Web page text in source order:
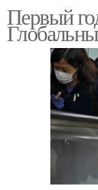
Первый